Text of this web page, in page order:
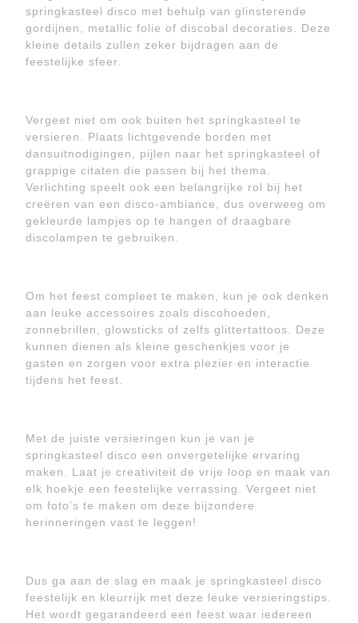
springkasteel disco met behulp van glinsterende
gordijnen, metallic folie of discobal decoraties. Deze
kleine details zullen zeker bijdragen aan de
feestelijke sfeer.
Vergeet niet om ook buiten het springkasteel te
versieren. Plaats lichtgevende borden met
dansuitnodigingen, pijlen naar het springkasteel of
grappige citaten die passen bij het thema.
Verlichting speelt ook een belangrijke rol bij het
creëren van een disco-ambiance, dus overweeg om
gekleurde lampjes op te hangen of draagbare
discolampen te gebruiken.
Om het feest compleet te maken, kun je ook denken
aan leuke accessoires zoals discohoeden,
zonnebrillen, glowsticks of zelfs glittertattoos. Deze
kunnen dienen als kleine geschenkjes voor je
gasten en zorgen voor extra plezier en interactie
tijdens het feest.
Met de juiste versieringen kun je van je
springkasteel disco een onvergetelijke ervaring
maken. Laat je creativiteit de vrije loop en maak van
elk hoekje een feestelijke verrassing. Vergeet niet
om foto’s te maken om deze bijzondere
herinneringen vast te leggen!
Dus ga aan de slag en maak je springkasteel disco
feestelijk en kleurrijk met deze leuke versieringstips.
Het wordt gegarandeerd een feest waar iedereen